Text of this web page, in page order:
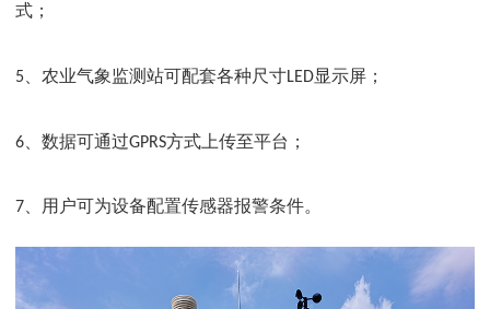
式；
5 、农业气象监测站可配套各种尺寸LED显示屏；
6 、数据可通过GPRS方式上传至平台；
7 、用户可为设备配置传感器报警条件。